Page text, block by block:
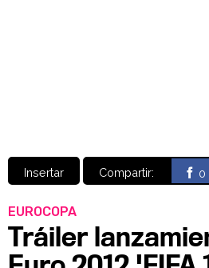
Insertar Compartir: 0
EUROCOPA
Tráiler